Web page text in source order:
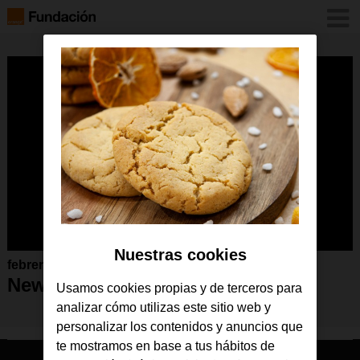
febrero 2021
Newsletter febrero2021
Nuestras cookies
Usamos cookies propias y de terceros para
analizar cómo utilizas este sitio web y
personalizar los contenidos y anuncios que
te mostramos en base a tus hábitos de